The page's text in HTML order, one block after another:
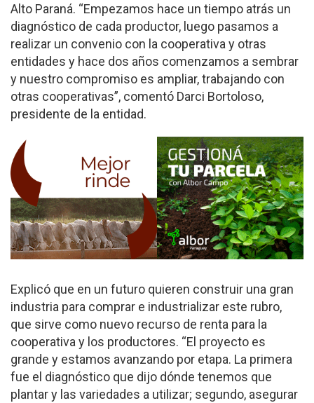
Alto Paraná. “Empezamos hace un tiempo atrás un
diagnóstico de cada productor, luego pasamos a
realizar un convenio con la cooperativa y otras
entidades y hace dos años comenzamos a sembrar
y nuestro compromiso es ampliar, trabajando con
otras cooperativas”, comentó Darci Bortoloso,
presidente de la entidad.
Explicó que en un futuro quieren construir una gran
industria para comprar e industrializar este rubro,
que sirve como nuevo recurso de renta para la
cooperativa y los productores. “El proyecto es
grande y estamos avanzando por etapa. La primera
fue el diagnóstico que dijo dónde tenemos que
plantar y las variedades a utilizar; segundo, asegurar